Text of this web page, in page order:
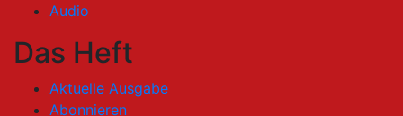
Audio
Das Heft
Aktuelle Ausgabe
Abonnieren